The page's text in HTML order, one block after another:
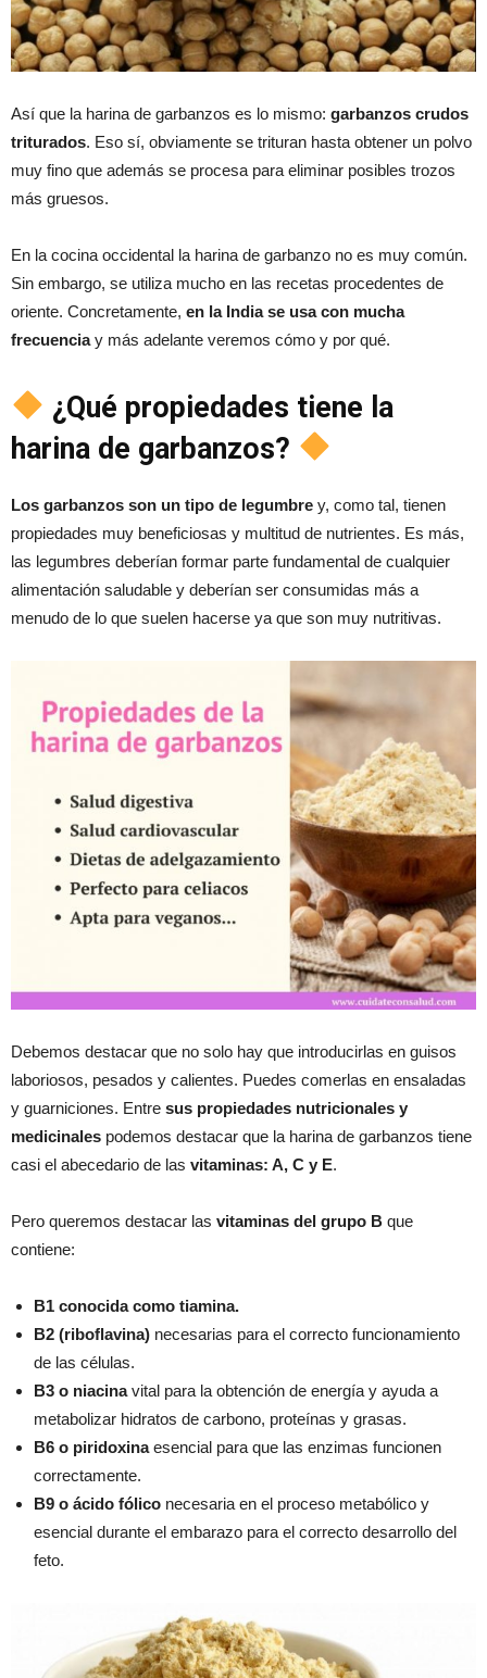
Así que la harina de garbanzos es lo mismo: garbanzos crudos
triturados. Eso sí, obviamente se trituran hasta obtener un polvo
muy fino que además se procesa para eliminar posibles trozos
más gruesos.
En la cocina occidental la harina de garbanzo no es muy común.
Sin embargo, se utiliza mucho en las recetas procedentes de
oriente. Concretamente, en la India se usa con mucha
frecuenciay más adelante veremos cómo y por qué.
¿Qué propiedades tiene la
harina de garbanzos?
Los garbanzos son un tipo de legumbre y, como tal, tienen
propiedades muy beneficiosas y multitud de nutrientes. Es más,
las legumbres deberían formar parte fundamental de cualquier
alimentación saludable y deberían ser consumidas más a
menudo de lo que suelen hacerse ya que son muy nutritivas.
Debemos destacar que no solo hay que introducirlas en guisos
laboriosos, pesados y calientes. Puedes comerlas en ensaladas
y guarniciones. Entre sus propiedades nutricionales y
medicinales podemos destacar que la harina de garbanzos tiene
casi el abecedario de las vitaminas: A, C y E.
Pero queremos destacar las vitaminas del grupo B que
contiene:
B1 conocida como tiamina.
B2 (riboflavina) necesarias para el correcto funcionamiento
de las células.
B3 o niacinavital para la obtención de energía y ayuda a
metabolizar hidratos de carbono, proteínas y grasas.
B6 o piridoxinaesencial para que las enzimas funcionen
correctamente.
B9 o ácido fólico necesaria en el proceso metabólico y
esencial durante el embarazo para el correcto desarrollo del
feto.